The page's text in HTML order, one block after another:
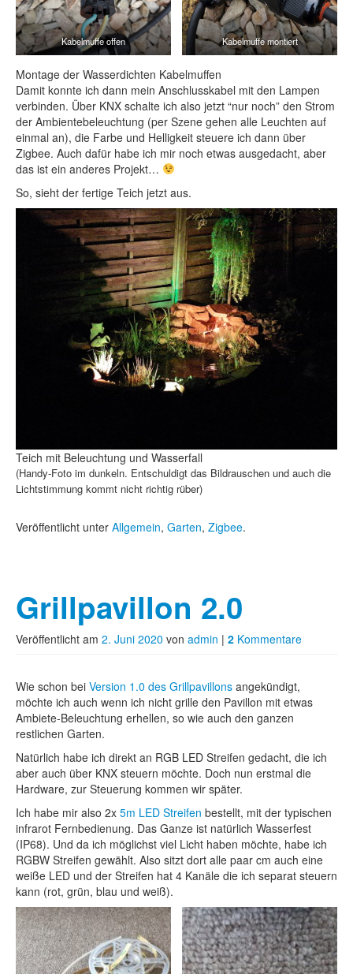
Kabelmuffe offen Kabelmuffe montiert
Montage der Wasserdichten Kabelmuffen
Damit konnte ich dann mein Anschlusskabel mit den Lampen
verbinden. Über KNX schalte ich also jetzt “nur noch” den Strom
der Ambientebeleuchtung (per Szene gehen alle Leuchten auf
einmal an), die Farbe und Helligkeit steuere ich dann über
Zigbee. Auch dafür habe ich mir noch etwas ausgedacht, aber
das ist ein anderes Projekt…
So, sieht der fertige Teich jetzt aus.
Teich mit Beleuchtung und Wasserfall
(Handy-Foto im dunkeln. Entschuldigt das Bildrauschen und auch die
Lichtstimmung kommt nicht richtig rüber)
Veröffentlicht unter Allgemein, Garten, Zigbee.
Grillpavillon 2.0
Veröffentlicht am 2. Juni 2020 von admin | 2 Kommentare
Wie schon bei Version 1.0 des Grillpavillons angekündigt,
möchte ich auch wenn ich nicht grille den Pavillon mit etwas
Ambiete-Beleuchtung erhellen, so wie auch den ganzen
restlichen Garten.
Natürlich habe ich direkt an RGB LED Streifen gedacht, die ich
aber auch über KNX steuern möchte. Doch nun erstmal die
Hardware, zur Steuerung kommen wir später.
Ich habe mir also 2x 5m LED Streifen bestellt, mit der typischen
infrarot Fernbedienung. Das Ganze ist natürlich Wasserfest
(IP68). Und da ich möglichst viel Licht haben möchte, habe ich
RGBW Streifen gewählt. Also sitzt dort alle paar cm auch eine
weiße LED und der Streifen hat 4 Kanäle die ich separat steuern
kann (rot, grün, blau und weiß).